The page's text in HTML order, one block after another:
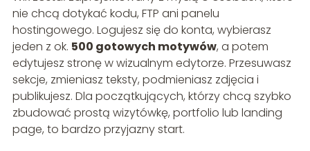
nie chcą dotykać kodu, FTP ani panelu
hostingowego. Logujesz się do konta, wybierasz
jeden z ok. 500 gotowych motywów, a potem
edytujesz stronę w wizualnym edytorze. Przesuwasz
sekcje, zmieniasz teksty, podmieniasz zdjęcia i
publikujesz. Dla początkujących, którzy chcą szybko
zbudować prostą wizytówkę, portfolio lub landing
page, to bardzo przyjazny start.